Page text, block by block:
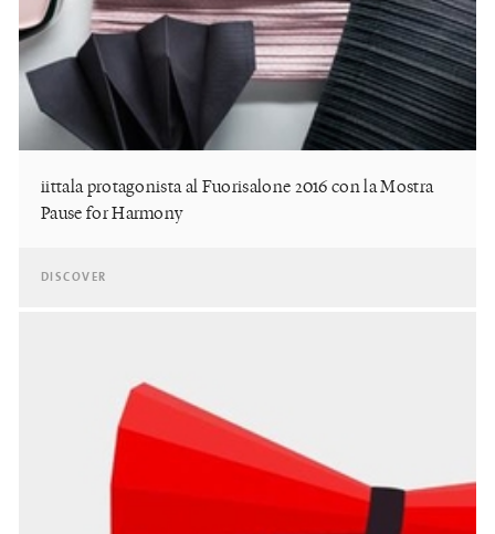
iittala protagonista al Fuorisalone 2016 con la Mostra
Pause for Harmony
DISCOVER